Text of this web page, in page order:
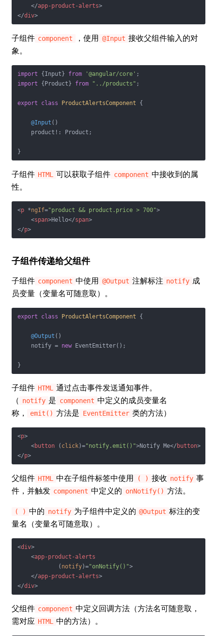
</app-product-alerts>
</div>
子组件 component ，使用 @Input 接收父组件输入的对
象。
import {Input} from '@angular/core'
import {Product} from "../products" ;
export class ProductAlertsComponent {
@Input ()
    product!: Product;
}
子组件 HTML 可以获取子组件 component 中接收到的属
性。
<p *ngIf="product && product.price > 700">
<span>Hello</span>
</p>
子组件传递给父组件
子组件 component 中使用 @Output 注解标注 notify 成
员变量（变量名可随意取）。
export class ProductAlertsComponent {
@Output ()
    notify =
new EventEmitter();
}
子组件 HTML
通过点击事件发送通知事件。
（ notify 是 component 中定义的成员变量名
称，
emit() 方法是 EventEmitter 类的方法）
<p>
<button ( click)="notify.emit()">Notify Me</ button>
</p>
父组件 HTML 中在子组件标签中使用 ( ) 接收 notify 事
件，并触发 component 中定义的 onNotify() 方法。
( ) 中的 notify 为子组件中定义的 @Output 标注的变
量名（变量名可随意取）。
<div>
<app-product-alerts
            (
notify)="onNotify()">
</app-product-alerts>
</div>
父组件 component 中定义回调方法（方法名可随意取，
需对应 HTML 中的方法）。